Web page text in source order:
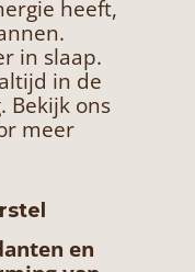
heeft,
in slaap.
in de
Bekijk ons
meer
en